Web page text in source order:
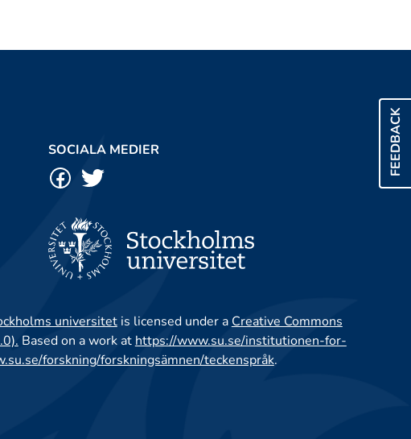
FEEDBACK
SOCIALA MEDIER
universitetis licensed under a Creative Commons
Based on a work at https://www.su.se/institutionen-for-
forskning/forskningsämnen/teckenspråk.